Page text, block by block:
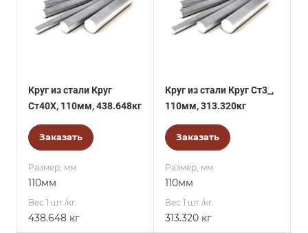
Круг из стали Круг
Ст40Х, 110мм, 438.648кг
Заказать
Размер, мм
110мм
Вес 1 шт./кг.
438.648 кг
Круг из стали Круг Ст3_,
110мм, 313.320кг
Заказать
Размер, мм
110мм
Вес 1 шт./кг.
313.320 кг